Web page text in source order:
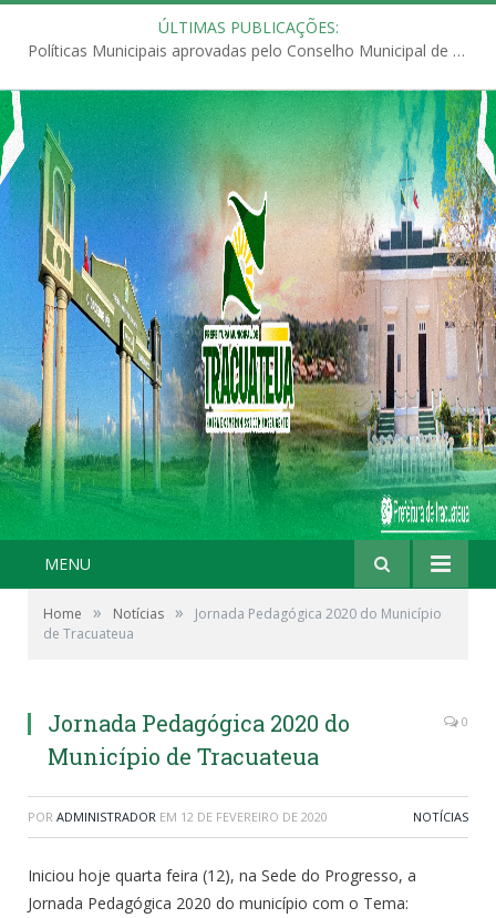
ÚLTIMAS PUBLICAÇÕES:
Políticas Municipais aprovadas pelo Conselho Municipal de Educação (CME)
MENU
Home » Notícias »
Jornada Pedagógica 2020 do Município
de Tracuateua
Jornada Pedagógica 2020 do
Município de Tracuateua
0
POR ADMINISTRADOR EM 12 DE FEVEREIRO DE 2020 NOTÍCIAS
Iniciou hoje quarta feira (12), na Sede do Progresso, a
Jornada Pedagógica 2020 do município com o Tema: